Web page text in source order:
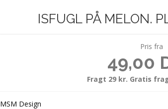
ISFUGL PÅ MELON.
Pris fra
49,00
Fragt 29 kr. Gratis
MSM Design